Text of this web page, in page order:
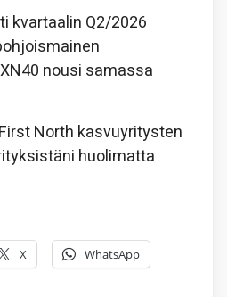
kvartaalin Q2/2026
nousi samassa
North kasvuyritysten
huolimatta
X WhatsApp